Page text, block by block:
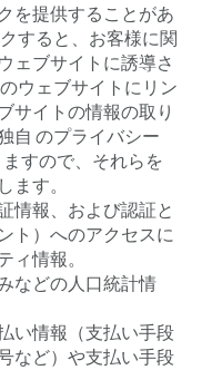
を提供することがあ
すると、お客様に関
ェブサイトに誘導さ
ウェブサイトにリン
サイトの情報の取り
自 のプライバシー
すので、それらを
ます。
情報、および認証と
ト）へのアクセスに
ィ情報。
などの人口統計情
い情報（支払い手段
など）や支払い手段